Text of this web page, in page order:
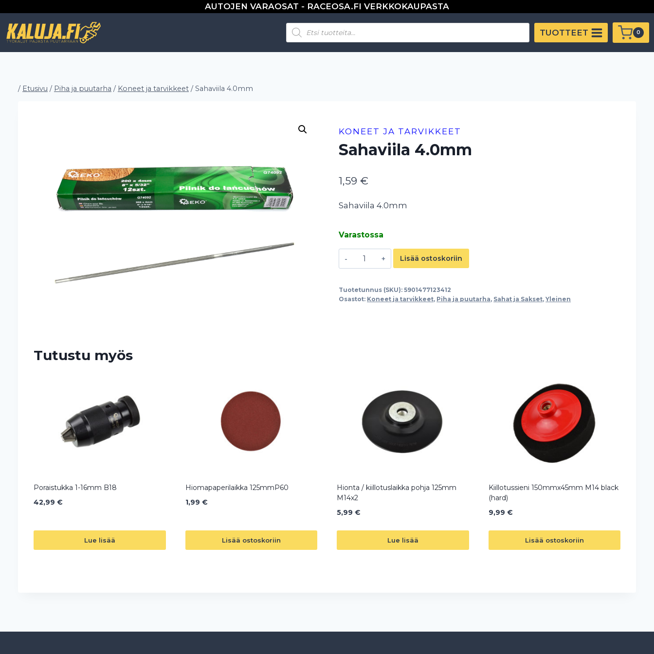
AUTOJEN VARAOSAT - RACEOSA.FI VERKKOKAUPASTA
Products
search
TUOTTEET 0
/ Etusivu / Piha ja puutarha / Koneet ja tarvikkeet / Sahaviila 4.0mm
KONEET JA TARVIKKEET
Sahaviila 4.0mm
1,59€
Sahaviila 4.0mm
Varastossa
Sahaviila
4.0mm
Lisää ostoskoriin
Tuotetunnus (SKU):5901477123412
Osastot: Koneet ja tarvikkeet, Piha ja puutarha, Sahat ja Sakset,Yleinen
Tutustu myös
Poraistukka 1-16mm B18
42,99 €
Lue lisää
Hiomapaperilaikka 125mmP60
1,99 €
Lisää ostoskoriin
Hionta / kiillotuslaikka pohja 125mm
M14x2
5,99 €
Lue lisää
Kiillotussieni 150mmx45mm M14 black
(hard)
9,99 €
Lisää ostoskoriin